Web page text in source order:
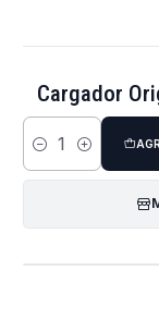
Cargador
Cantidad